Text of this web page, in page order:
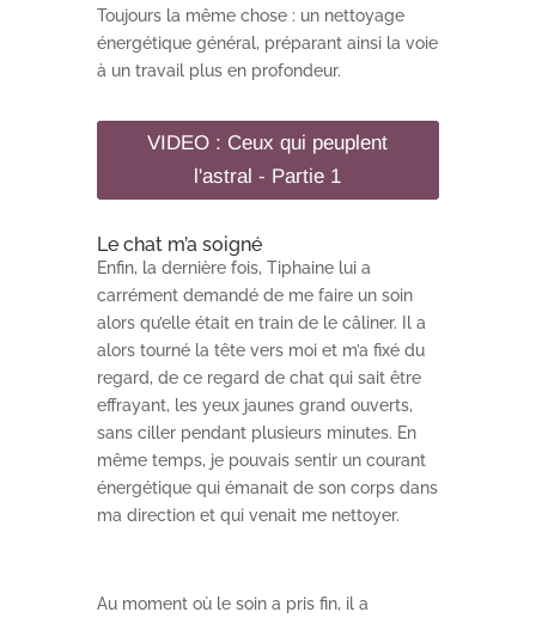
Toujours la même chose : un nettoyage
énergétique général, préparant ainsi la voie
à un travail plus en profondeur.
VIDEO : Ceux qui peuplent
l'astral - Partie 1
Le chat m’a soigné
Enfin, la dernière fois, Tiphaine lui a
carrément demandé de me faire un soin
alors qu’elle était en train de le câliner. Il a
alors tourné la tête vers moi et m’a fixé du
regard, de ce regard de chat qui sait être
effrayant, les yeux jaunes grand ouverts,
sans ciller pendant plusieurs minutes. En
même temps, je pouvais sentir un courant
énergétique qui émanait de son corps dans
ma direction et qui venait me nettoyer.
Au moment où le soin a pris fin, il a